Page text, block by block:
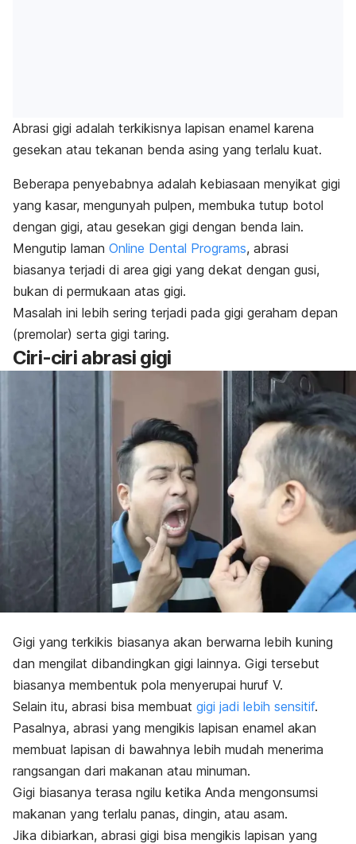
Abrasi gigi adalah terkikisnya lapisan enamel karena
gesekan atau tekanan benda asing yang terlalu kuat.
Beberapa penyebabnya adalah kebiasaan menyikat gigi
yang kasar, mengunyah pulpen, membuka tutup botol
dengan gigi, atau gesekan gigi dengan benda lain.
Mengutip laman Online Dental Programs, abrasi
biasanya terjadi di area gigi yang dekat dengan gusi,
bukan di permukaan atas gigi.
Masalah ini lebih sering terjadi pada gigi geraham depan
(premolar) serta gigi taring.
Ciri-ciri abrasi gigi
Gigi yang terkikis biasanya akan berwarna lebih kuning
dan mengilat dibandingkan gigi lainnya. Gigi tersebut
biasanya membentuk pola menyerupai huruf V.
Selain itu, abrasi bisa membuat gigi jadi lebih sensitif.
Pasalnya, abrasi yang mengikis lapisan enamel akan
membuat lapisan di bawahnya lebih mudah menerima
rangsangan dari makanan atau minuman.
Gigi biasanya terasa ngilu ketika Anda mengonsumsi
makanan yang terlalu panas, dingin, atau asam.
Jika dibiarkan, abrasi gigi bisa mengikis lapisan yang